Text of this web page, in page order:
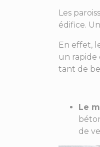
Les
édifice.
En effet,
un rapide
tant de
Le
de